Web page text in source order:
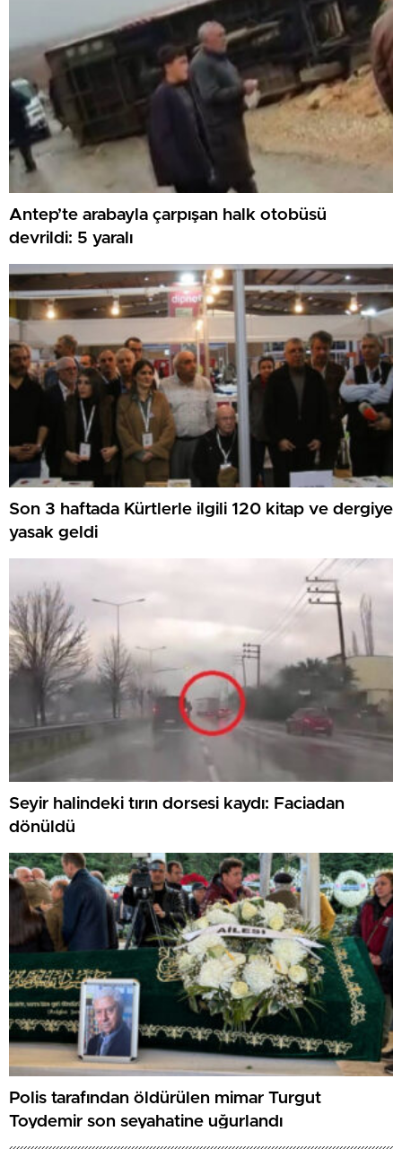
Antep’te arabayla çarpışan halk otobüsü
devrildi: 5 yaralı
Son 3 haftada Kürtlerle ilgili 120 kitap ve dergiye
yasak geldi
Seyir halindeki tırın dorsesi kaydı: Faciadan
dönüldü
Polis tarafından öldürülen mimar Turgut
Toydemir son seyahatine uğurlandı